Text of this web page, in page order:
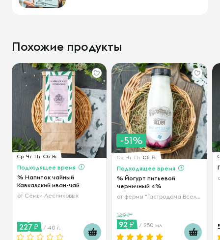
Похожие продукты
Ср Чт Пт Сб Вс
Подходящее время
% Напиток чайный
Кавказский иван-чай
от Семьи Лесниковых
227 / 40 г.
-51%
Ср Чт Пт Сб Вс
Подходящее время
% Йогурт питьевой
черничный 4%
от фермы "Гастродача Вселуг"
189
92 / 250 мл